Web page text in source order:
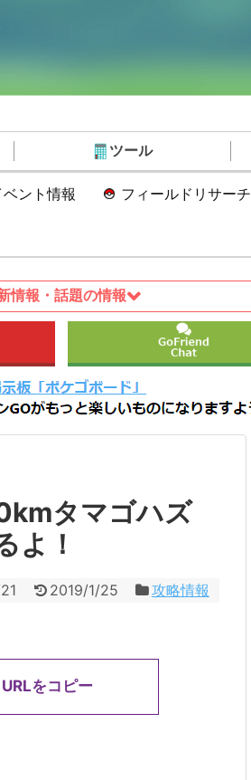
ツール
ベント情報 フィールドリサーチ
情報・話題の情報
タマゴハズ
よ！
2019/1/25 攻略情報
をコピー